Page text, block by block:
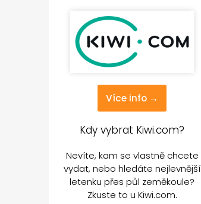
Více info →
Kdy vybrat Kiwi.com?
Nevíte, kam se vlastně chcete
vydat, nebo hledáte nejlevnější
letenku přes půl zeměkoule?
Zkuste to u Kiwi.com.